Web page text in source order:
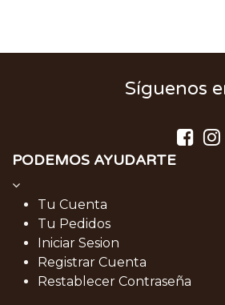
Síguenos
PODEMOS AYUDARTE
Tu Cuenta
Tu Pedidos
Iniciar Sesion
Registrar Cuenta
Restablecer Contraseña